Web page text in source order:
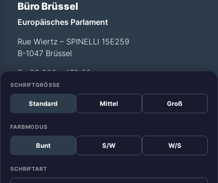
SCHRIFTGRÖSSE
Standard Mittel Groß
FARBMODUS
Bunt S/W W/S
SCHRIFTART
Büro Brüssel
Europäisches Parlament
Rue Wiertz – SPINELLI 15E259
B-1047 Brüssel
+32 228 - 472 99
Büro Straßburg
Europäisches Parlament
Allée du Printemps –
WEISS T12 029
F-67070 Straßburg